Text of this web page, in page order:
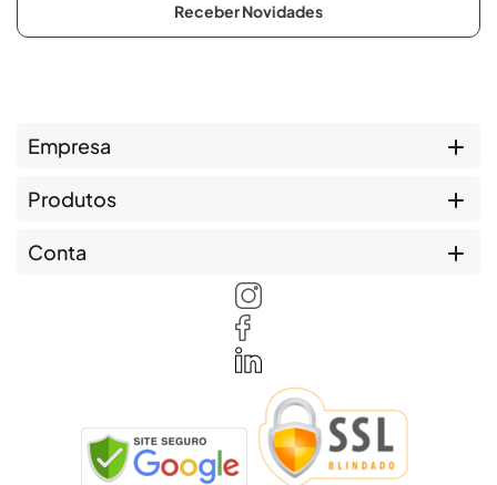
Receber Novidades
Empresa
Produtos
Conta